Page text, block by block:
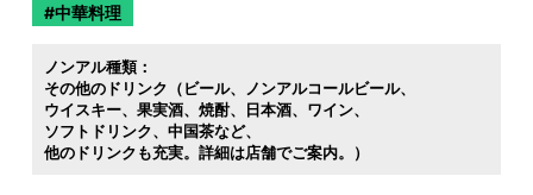
中華料理
ノンアル種類：
その他のドリンク（ビール
ノンアルコールビール
ウイスキー
果実酒 焼酎 日本酒
ワイン
ソフトドリンク
中国茶など
他のドリンクも充実。詳細は店舗でご案内。）